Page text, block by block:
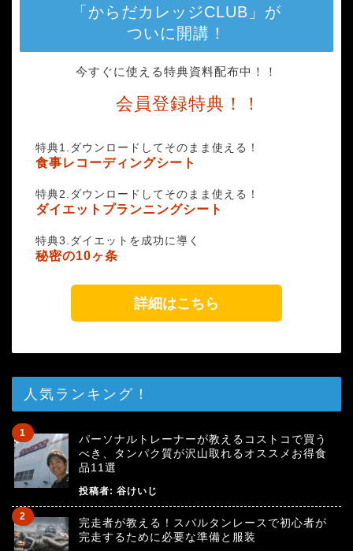
「からだカレッジCLUB」が
ついに開講！
今すぐに使える特典資料配布中！！
会員登録特典！！
特典1.ダウンロードしてそのまま使える！
食事レコーディングシート
特典2.ダウンロードしてそのまま使える！
ダイエットプランニングシート
特典3.ダイエットを成功に導く
秘密の10ヶ条
詳細はこちら
人気ランキング！
パーソナルトレーナーが教えるコストコで買う
べき、タンパク質が沢山取れるオススメお得食
品11選
投稿者: 谷けいじ
完走者が教える！スパルタンレースで初心者が
完走するために必要な準備と服装